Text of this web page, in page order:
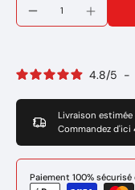
4.8/5 -
Livraison estimée
Commandez d'ici
Paiement 100%